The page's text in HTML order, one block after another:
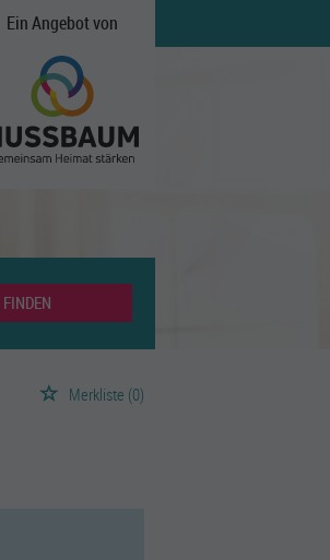
Ein Angebot von
Merkliste (0)